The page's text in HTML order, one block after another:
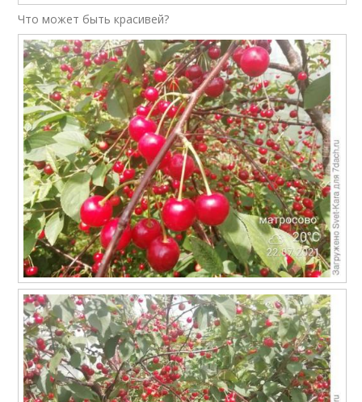
Что может быть красивей?